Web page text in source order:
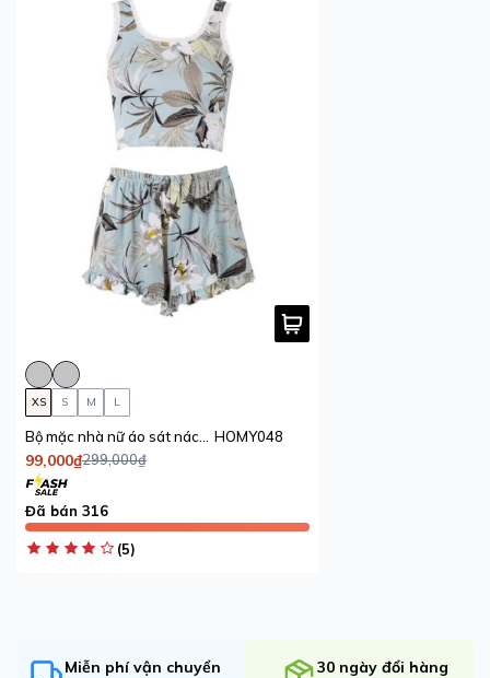
Bộ mặc nhà nữ áo sát nách croptop kết hợp
quần đùi nhún iBasic HOMY048
- Thiết kế áo thun lạnh mặc nhà, phom croptop, sát
nách viền ren phần cổ áo nội bật sự nữ tính.
- Quần đùi, với thiết kế phần ống quần nhún bèo, lưng
thun co giãn, đường may tinh tế, không bị vặn thun lưng
trong quá trình sử dụng.
- Vải thun lạnh, mỏng nhẹ, mịn màng, đảm bảo sự thoải
mái và thoáng mát suốt cả ngày dài. Màu sắc mát mắt.
Chất liệu:Vải thun lạnh co giãn 4 chiều, dệt bằng công
nghệ tiên tiến, thoát mồ hôi nhanh.
92% Polyester, 8% Spandex
—-----------------------------------------
HƯỚNG DẪN CHỌN SIZE
XS S M L
HOMY048
99,000₫299,000₫
(5)
Đã bán 316
Miễn phí vận chuyển 30 ngày đổi hàng